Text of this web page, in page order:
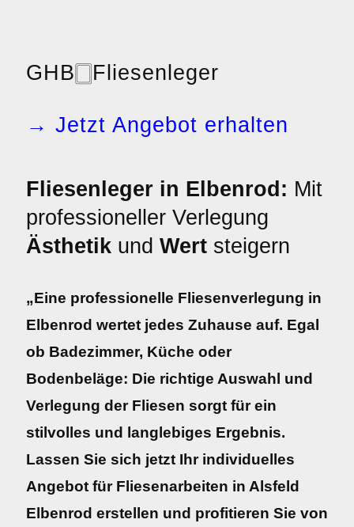
GHB🀆Fliesenleger
→ Jetzt Angebot erhalten
Fliesenleger in Elbenrod: Mit
professioneller Verlegung
Ästhetik und Wert steigern
„Eine professionelle Fliesenverlegung in
Elbenrod wertet jedes Zuhause auf. Egal
ob Badezimmer, Küche oder
Bodenbeläge: Die richtige Auswahl und
Verlegung der Fliesen sorgt für ein
stilvolles und langlebiges Ergebnis.
Lassen Sie sich jetzt Ihr individuelles
Angebot für Fliesenarbeiten in Alsfeld
Elbenrod erstellen und profitieren Sie von